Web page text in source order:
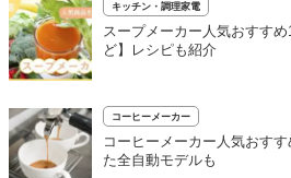
キッチン・調理家電
スープメーカー人気おすす
ど】レシピも紹介
コーヒーメーカー
コーヒーメーカー人気おす
た全自動モデルも